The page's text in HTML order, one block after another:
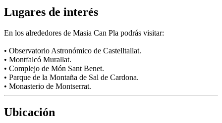
Lugares de interés
En los alrededores de Masia Can Pla podrás visitar:
• Observatorio Astronómico de Castelltallat.
• Montfalcó Murallat.
• Complejo de Món Sant Benet.
• Parque de la Montaña de Sal de Cardona.
• Monasterio de Montserrat.
Ubicación